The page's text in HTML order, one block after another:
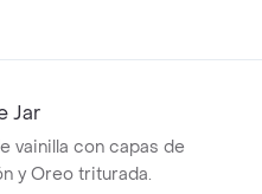
Jar
vainilla con capas de
y Oreo triturada.